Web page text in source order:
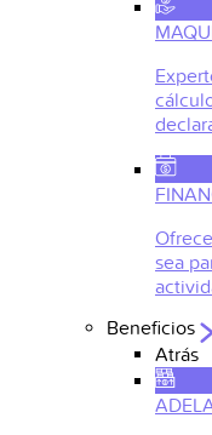
sea
Beneficios
Atrás